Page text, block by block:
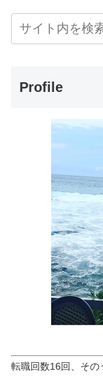
Profile
転職回数16回、その